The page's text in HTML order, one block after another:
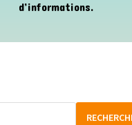
d’informations.